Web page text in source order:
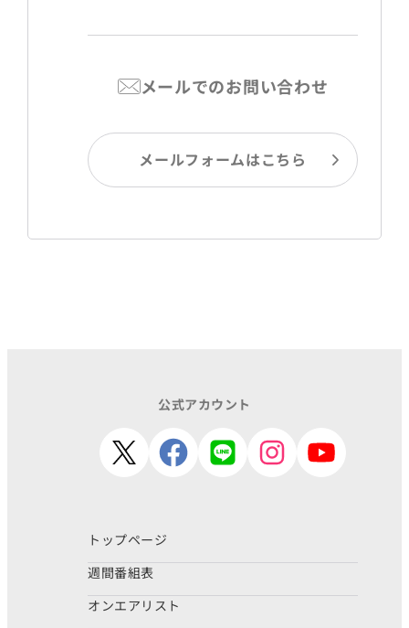
メールでのお問い合わせ
メールフォームはこちら
公式アカウント
トップページ
週間番組表
オンエアリスト